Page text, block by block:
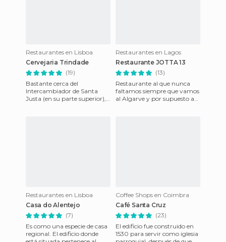
Restaurantes en Lisboa
Cervejaria Trindade
(19)
Bastante cerca del
Intercambiador de Santa
Justa (en su parte superior),
Restaurantes en Lagos
Restaurante JOTTA 13
(13)
Restaurante al que nunca
faltamos siempre que vamos
al Algarve y por supuesto a
Restaurantes en Lisboa
Casa do Alentejo
(7)
Es como una especie de casa
regional. El edificio donde
Coffee Shops en Coimbra
Café Santa Cruz
(23)
El edificio fue construido en
1530 para servir como iglesia